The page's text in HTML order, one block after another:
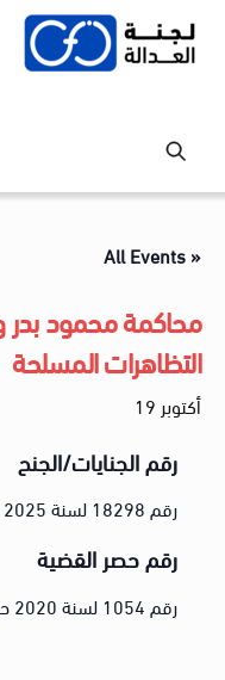
Skip
« All Events
التظاهرات المسلحة
أكتوبر 19
رقم الجنايات/الجنح
رقم 18298 لسنة 2025 جنايات مدينة نصر أول
رقم حصر القضية
رقم 1054 لسنة 2020 حصر امن دولة